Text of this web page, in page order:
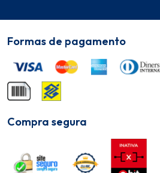
Formas de pagamento
Compra segura